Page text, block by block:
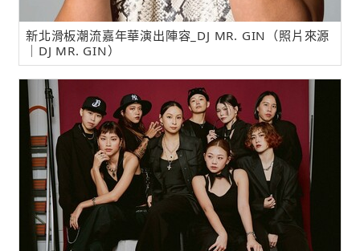
新北滑板潮流嘉年華演出陣容_DJ MR. GIN（照片來源
｜DJ MR. GIN）